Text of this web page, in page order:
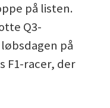
på listen.
Q3-
på
F1-racer, der